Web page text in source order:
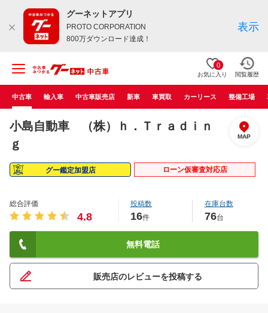
グーネットアプリ
PROTO CORPORATION
800万ダウンロード達成！
表示
0
お気に入り 閲覧履歴
中古車 輸入車 中古車販売店 新車 車買取 カーリース 整備工場
小島自動車 （株）ｈ．Ｔｒａｄｉｎ
ｇ
MAP
グー鑑定加盟店 ローン仮審査対応店
総合評価
4.8
投稿数
16件
在庫台数
76台
無料電話
販売店のレビューを投稿する